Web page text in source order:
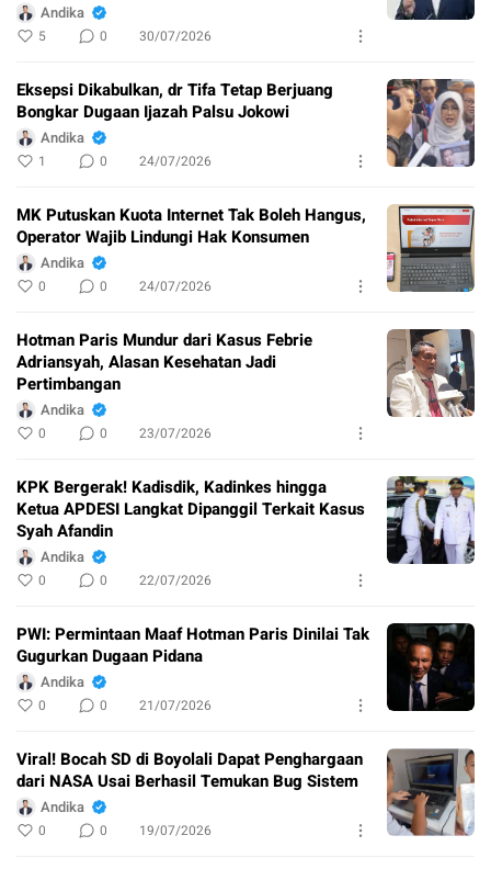
Andika
5 0 30/07/2026
Eksepsi Dikabulkan, dr Tifa Tetap Berjuang
Bongkar Dugaan Ijazah Palsu Jokowi
Andika
1 0 24/07/2026
MK Putuskan Kuota Internet Tak Boleh Hangus,
Operator Wajib Lindungi Hak Konsumen
Andika
0 0 24/07/2026
Hotman Paris Mundur dari Kasus Febrie
Adriansyah, Alasan Kesehatan Jadi
Pertimbangan
Andika
0 0 23/07/2026
KPK Bergerak! Kadisdik, Kadinkes hingga
Ketua APDESI Langkat Dipanggil Terkait Kasus
Syah Afandin
Andika
0 0 22/07/2026
PWI: Permintaan Maaf Hotman Paris Dinilai Tak
Gugurkan Dugaan Pidana
Andika
0 0 21/07/2026
Viral! Bocah SD di Boyolali Dapat Penghargaan
dari NASA Usai Berhasil Temukan Bug Sistem
Andika
0 0 19/07/2026